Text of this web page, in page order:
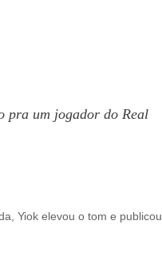
pra um jogador do Real
Yiok elevou o tom e publicou